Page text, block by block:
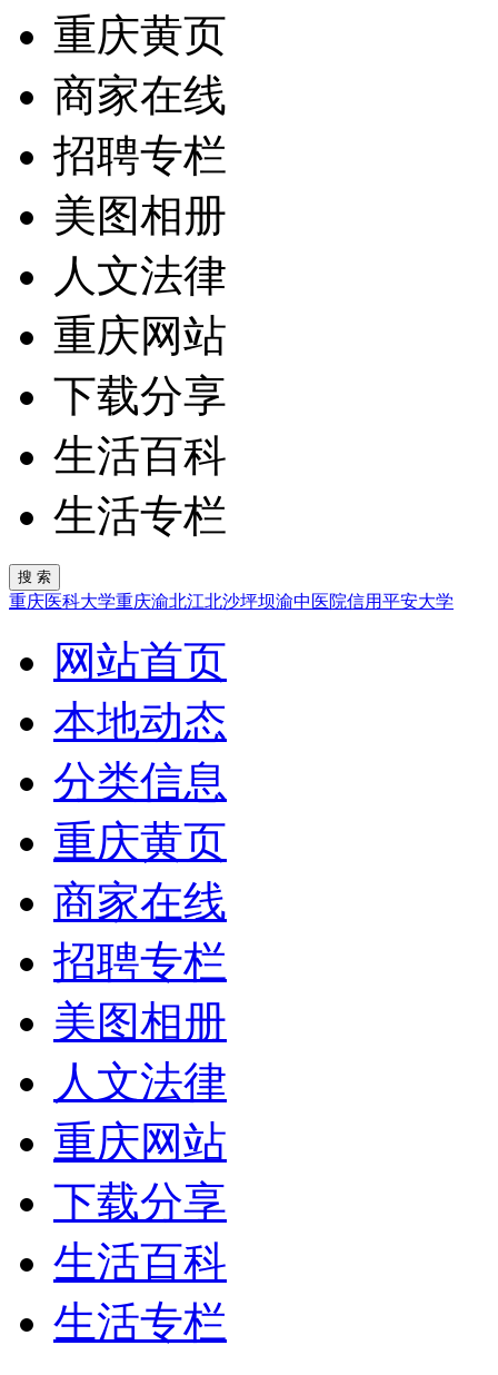
重庆黄页
商家在线
招聘专栏
美图相册
人文法律
重庆网站
下载分享
生活百科
生活专栏
重庆医科大学重庆渝北江北沙坪坝渝中 医院信用平安大学
网站首页
本地动态
分类信息
重庆黄页
商家在线
招聘专栏
美图相册
人文法律
重庆网站
下载分享
生活百科
生活专栏